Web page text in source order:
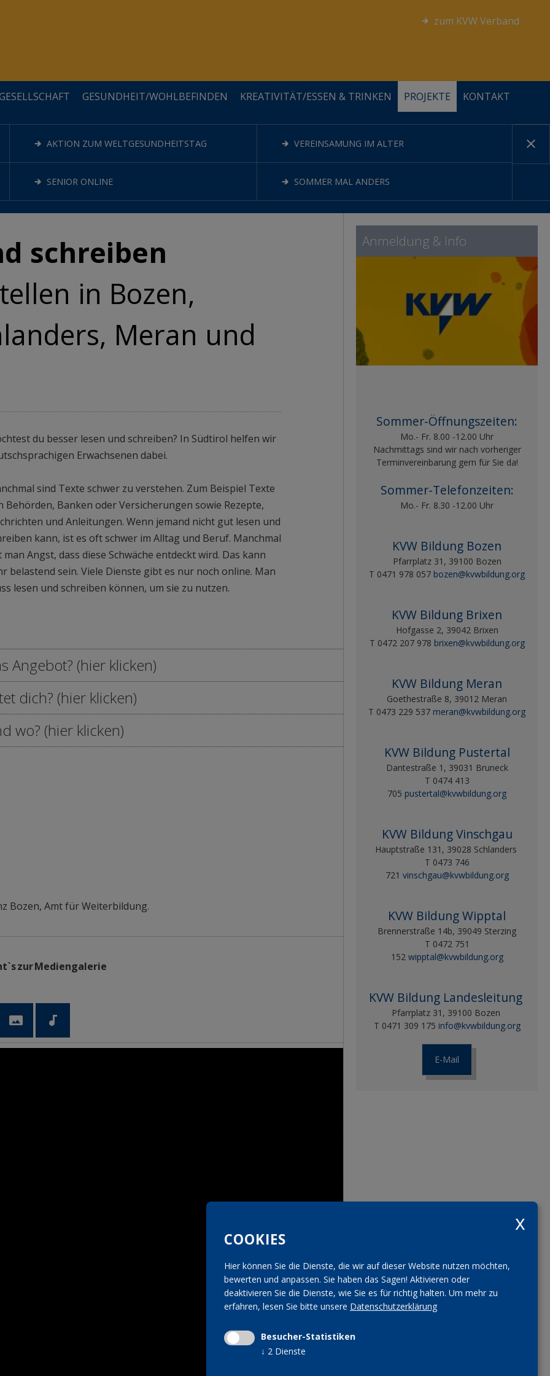
zum KVW Verband
GESUNDHEIT/WOHLBEFINDEN KREATIVITÄT/ESSEN & TRINKEN PROJEKTE KONTAKT

KVW ORTSGRUPPEN FÖRDERER UND KOOPERATIONSPARTNER
TEAM STELLENANZEIGEN

BERUFSSPEZIFISCH ALLGEMEIN
EDV

VERBRAUCHERSCHUTZ/RECHT PERSÖNLICHKEIT
SOMMERCAMPS

WOHLBEFINDEN BEWEGUNG 
ESSEN&TRINKEN 
AKTION ZUM WELTGESUNDHEITSTAG VEREINSAMUNG IM ALTER
SENIOR ONLINE SOMMER MAL ANDERS
schreiben
in Bozen,
Meran und
du besser lesen und schreiben? In Südtirol helfen wir
Erwachsenen dabei.
sind Texte schwer zu verstehen. Zum Beispiel Texte
Behörden, Banken oder Versicherungen sowie Rezepte,
und Anleitungen. Wenn jemand nicht gut lesen und
kann, ist es oft schwer im Alltag und Beruf. Manchmal
man Angst, dass diese Schwäche entdeckt wird. Das kann
belastend sein. Viele Dienste gibt es nur noch online. Man
lesen und schreiben können, um sie zu nutzen.
Angebot? (hier klicken)
vorbeikommen.
dich? (hier klicken)
wo? (hier klicken)
Pfarrplatz 31
Dantestraße 1
Hauptstraße 131
2
Huber-Straße-84
Bozen, Amt für Weiterbildung.
zur Mediengalerie
 
Anmeldung & Info
Sommer-Öffnungszeiten:
Mo.- Fr. 8.00 -12.00 Uhr
Nachmittags sind wir nach vorheriger
Terminvereinbarung gern für Sie da!
Sommer-Telefonzeiten:
Mo.- Fr. 8.30 -12.00 Uhr
KVW Bildung Bozen
Pfarrplatz 31, 39100 Bozen
T 0471 978 057 bozen@kvwbildung.org
KVW Bildung Brixen
Hofgasse 2, 39042 Brixen
T 0472 207 978 brixen@kvwbildung.org
KVW Bildung Meran
Goethestraße 8, 39012 Meran
T 0473 229 537 meran@kvwbildung.org
KVW Bildung Pustertal
Dantestraße 1, 39031 Bruneck
T 0474 413
705 pustertal@kvwbildung.org
KVW Bildung Vinschgau
Hauptstraße 131, 39028 Schlanders
T 0473 746
721 vinschgau@kvwbildung.org
KVW Bildung Wipptal
Brennerstraße 14b, 39049 Sterzing
T 0472 751
152 wipptal@kvwbildung.org
KVW Bildung Landesleitung
Pfarrplatz 31, 39100 Bozen
T 0471 309 175 info@kvwbildung.org
E-Mail
COOKIES
Hier können Sie die Dienste, die wir auf dieser Website nutzen möchten,
bewerten und anpassen. Sie haben das Sagen! Aktivieren oder
deaktivieren Sie die Dienste, wie Sie es für richtig halten. Um mehr zu
erfahren, lesen Sie bitte unsere Datenschutzerklärung
Besucher-Statistiken
↓ 2 Dienste